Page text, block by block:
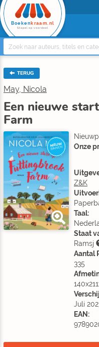
Boeken kraam.nl
Stapel op voordeel
TERUG
May, Nicola
Een nieuwe
Farm
NIEUW
BINNEN
Onze
Z&K
Taal:
Staat
Ramsj
Aantal
335
Juli
EAN: